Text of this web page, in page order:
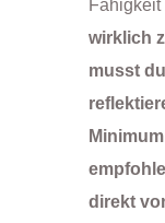
Fähigkeit
wirklich
musst
direkt